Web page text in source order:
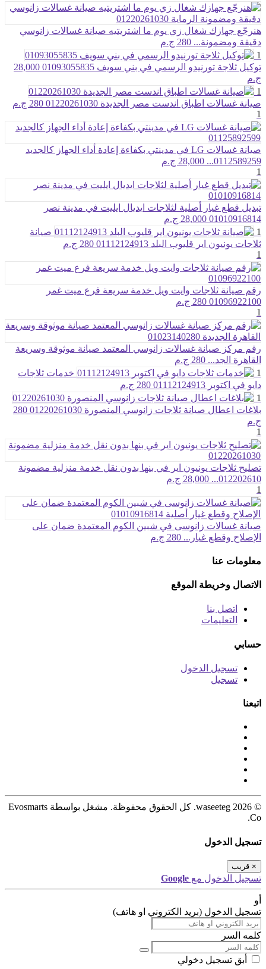
هنرجّع جهازك شغال زي يوم ما اشتريتيه صيانة غسالات زانوسي
دقيقة ومضمونة... 280 ج.م
1
توكيل ثلاجة تورنيدو الرسمي في بني سويف 01093055835
28,000
ج.م
1
صيانة غسالات اطباق اندست مصر الجديدة 01220261030
280 ج.م
1
صيانة غسالات LG في مدينتي بكفاءة إعادة أداء الجهاز كالجديد
0112589259...
28,000 ج.م
1
تبديل قطع غيار أصلية لثلاجات ايديال ايليت في مدينة نصر
01010916814 28,000 ج.م
1
صيانة
ثلاجات يونيون اير قليوب البلد 01112124913
280 ج.م
1
رقم صيانة ثلاجات وايت ويل خدمة سريعة فرع ميت غمر
01096922100 280 ج.م
1
رقم مركز صيانة غسالات زانوسي المعتمد صيانة موثوقة وسريعة
القاهرة الجد... 280 ج.م
1
خدمات ثلاجات
دايو في اكتوبر 01112124913
280 ج.م
1
بلاغات اعطال صيانة ثلاجات زانوسي المنصورة 01220261030
280
ج.م
1
تصليح ثلاجات يونيون اير في بنها بدون نقل خدمة منزلية مضمونة
012202610...
28,000 ج.م
1
صيانة غسالات زانوسى في شبين الكوم المعتمدة ضمان على
الإصلاح وقطع غيار... 280 ج.م
معلومات عنا
الاتصال وخريطة الموقع
اتصل بنا
التعليمات
حسابي
تسجيل الدخول
تسجيل
اتبعنا
© 2026 waseeteg. كل الحقوق محفوظة. مشغل بواسطة Evosmarts
Co.
تسجيل الدخول
× قريب
تسجيل الدخول مع Google
أو
تسجيل الدخول (بريد الكتروني او هاتف)
كلمه السر
أبق تسجيل دخولي